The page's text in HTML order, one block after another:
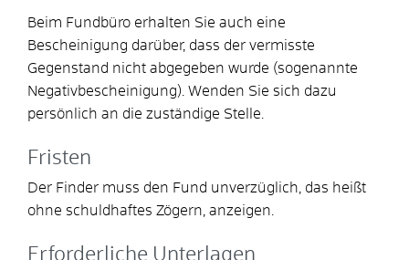
Beim Fundbüro erhalten Sie auch eine
Bescheinigung darüber, dass der vermisste
Gegenstand nicht abgegeben wurde (sogenannte
Negativbescheinigung). Wenden Sie sich dazu
persönlich an die zuständige Stelle.
Fristen
Der Finder muss den Fund unverzüglich, das heißt
ohne schuldhaftes Zögern, anzeigen.
Erforderliche Unterlagen